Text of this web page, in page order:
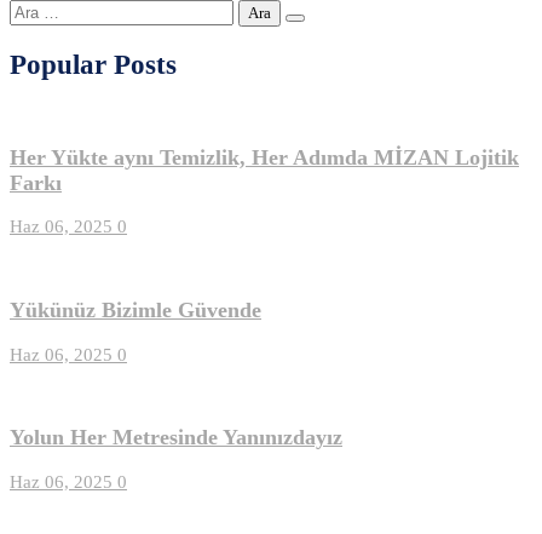
Arama:
Popular Posts
Her Yükte aynı Temizlik, Her Adımda MİZAN Lojitik
Farkı
Haz 06, 2025 0
Yükünüz Bizimle Güvende
Haz 06, 2025 0
Yolun Her Metresinde Yanınızdayız
Haz 06, 2025 0